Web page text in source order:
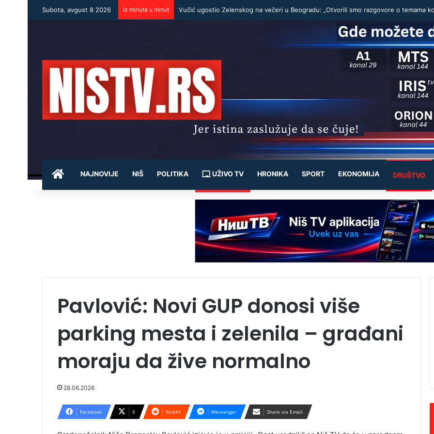
Subota, avgust 8 2026 Iz minuta u minut
POČETNA
NAJNOVIJE NIŠ POLITIKA UŽIVO TV HRONIKA SPORT EKONOMIJA DRUŠTVO
Pavlović: Novi GUP donosi više
parking mesta i zelenila – građani
moraju da žive normalno
28.06.2026
Facebook X Reddit Messenger Share via Email